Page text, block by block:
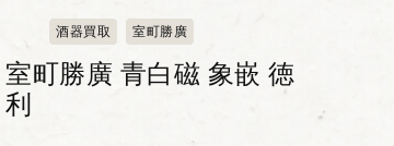
酒器買取 室町勝廣
室町勝廣 青白磁 象嵌 徳
利